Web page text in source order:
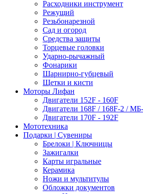
Расходники инструмент
Режущий
Резьбонарезной
Сад и огород
Средства защиты
Торцевые головки
Ударно-рычажный
Фонарики
Шарнирно-губцевый
Щетки и кисти
Моторы Лифан
Двигатели 152F - 160F
Двигатели 168F / 168F-2 /
Двигатели 170F - 192F
Мототехника
Подарки | Сувениры
Брелоки | Ключницы
Зажигалки
Карты игральные
Керамика
Ножи и мультитулы
Обложки документов